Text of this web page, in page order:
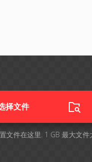
择文件
文件在这里. 1 GB 最大文件